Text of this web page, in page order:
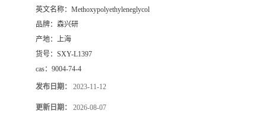
英文名称： Methoxypolyethyleneglycol
品牌： 森兴研
产地： 上海
货号： SXY-L1397
cas： 9004-74-4
发布日期： 2023-11-12
更新日期： 2026-08-07